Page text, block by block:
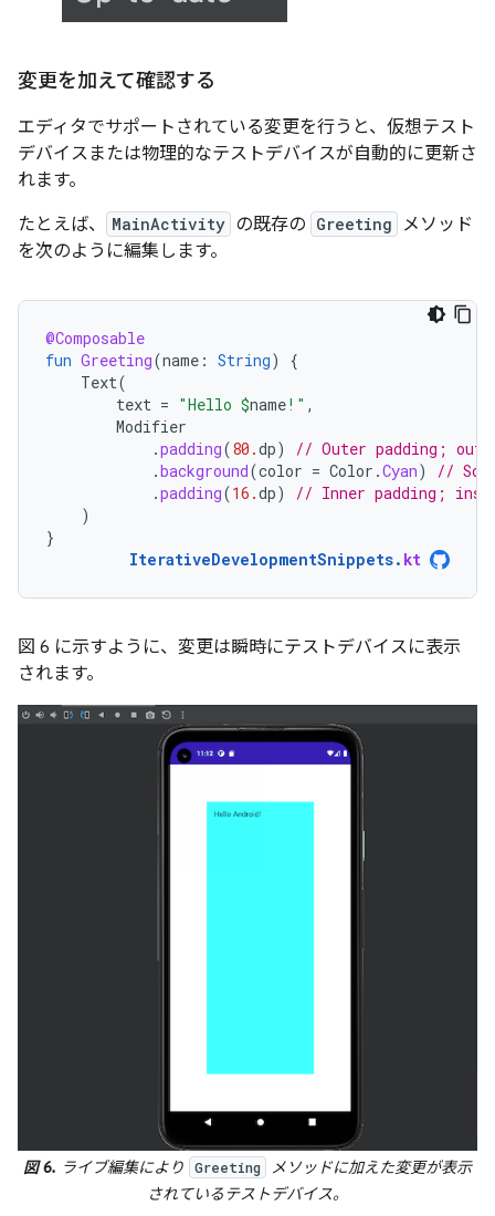
変更を加えて確認する
エディタでサポートされている変更を行うと、仮想テスト
デバイスまたは物理的なテストデバイスが自動的に更新さ
れます。
たとえば、
MainActivity の既存の Greeting
メソッド
を次のように編集します。
@Composable
fun Greeting(name : String)
{
Text(
text = "Hello $name!" ,
Modifier
.padding(80.dp)
// Outer padding;
.background(color = Color .Cyan)
//
.padding(16.dp)
// Inner padding;
)
}
IterativeDevelopmentSnippets. kt
図 6 に示すように、変更は瞬時にテストデバイスに表示
されます。
図 6. ライブ編集により Greeting
メソッドに加えた変更が表示
されているテストデバイス。